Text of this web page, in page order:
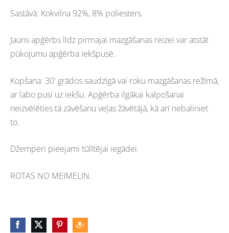
Sastāvā: Kokvilna 92%, 8% poliesters.
Jauns apģērbs līdz pirmajai mazgāšanas reizei var atstāt
pūkojumu apģērba iekšpusē.
Kopšana: 30' grādos saudzīgā vai roku mazgāšanas režīmā,
ar labo pusi uz iekšu. Apģērba ilgākai kalpošanai
neizvēlēties tā zāvēšanu veļas žāvētājā, kā arī nebaliniet
to.
Džemperi pieejami tūlītējai iegādei.
ROTAS NO MEIMELIN.